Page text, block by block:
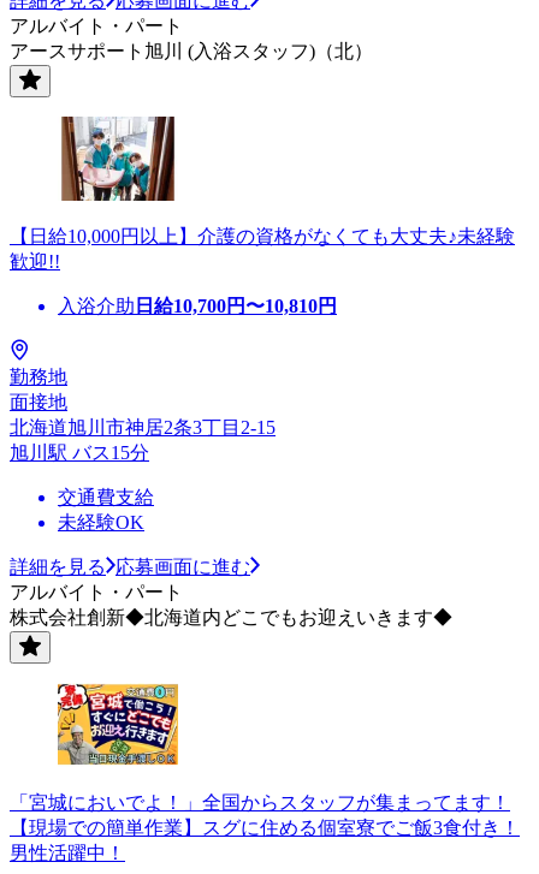
アルバイト・パート
アースサポート旭川 (入浴スタッフ)（北）
【日給10,000円以上】介護の資格がなくても大丈夫♪未経験
歓迎!!
入浴介助 日給10,700円〜10,810円
勤務地
面接地
北海道旭川市神居2条3丁目2-15
旭川駅 バス15分
交通費支給
未経験OK
詳細を見る
応募画面に進む
アルバイト・パート
株式会社創新◆北海道内どこでもお迎えいきます◆
「宮城においでよ！」全国からスタッフが集まってます！
【現場での簡単作業】スグに住める個室寮でご飯3食付き！
男性活躍中！